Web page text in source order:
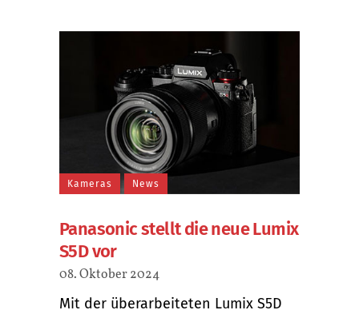
Kameras News
Panasonic stellt die neue Lumix
S5D vor
08. Oktober 2024
Mit der überarbeiteten Lumix S5D